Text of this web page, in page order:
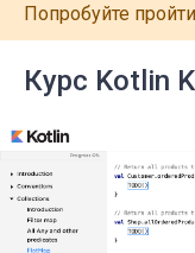
Попробуйте пройти
Курс Kotlin